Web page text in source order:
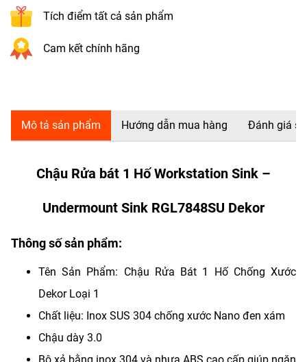
Tích điểm tất cả sản phẩm
Cam kết chính hãng
Mô tả sản phẩm Hướng dẫn mua hàng Đánh giá
Chậu Rửa bát 1 Hố Workstation Sink –
Undermount Sink RGL7848SU Dekor
Thông số sản phẩm:
Tên Sản Phẩm: Chậu Rửa Bát 1 Hố Chống Xước
Dekor Loại 1
Chất liệu: Inox SUS 304 chống xước Nano đen xám
Chậu dày 3.0